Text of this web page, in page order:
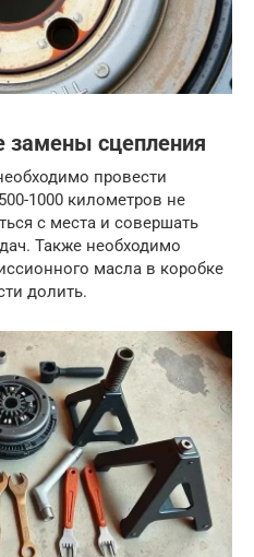
замены сцепления
провести
1000 километров не
с места и совершать
Также необходимо
масла в коробке
долить.